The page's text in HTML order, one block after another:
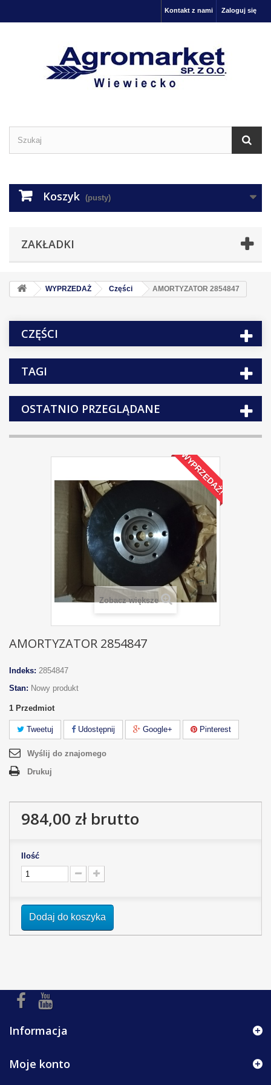
Zaloguj się
Kontakt z nami
Koszyk (pusty)
ZAKŁADKI
WYPRZEDAŻ Części AMORTYZATOR 2854847
CZĘŚCI
TAGI
OSTATNIO PRZEGLĄDANE
WYPRZEDAŻ!
Zobacz większe
AMORTYZATOR 2854847
Indeks: 2854847
Stan: Nowy produkt
1 Przedmiot
Tweetuj Udostępnij Google+ Pinterest
Wyślij do znajomego
Drukuj
984,00 złbrutto
Ilość
Dodaj do koszyka
Informacja
Moje konto